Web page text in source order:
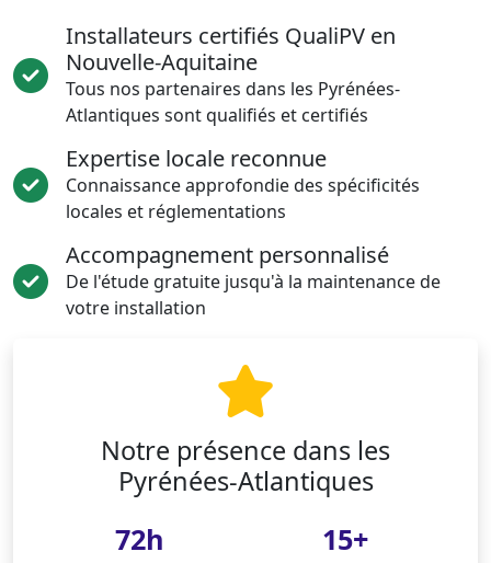
Installateurs certifiés QualiPV en
Nouvelle-Aquitaine
Tous nos partenaires dans les Pyrénées-
Atlantiques sont qualifiés et certifiés
Expertise locale reconnue
Connaissance approfondie des spécificités
locales et réglementations
Accompagnement personnalisé
De l'étude gratuite jusqu'à la maintenance de
votre installation
Notre présence dans les
Pyrénées-Atlantiques
72h 15+